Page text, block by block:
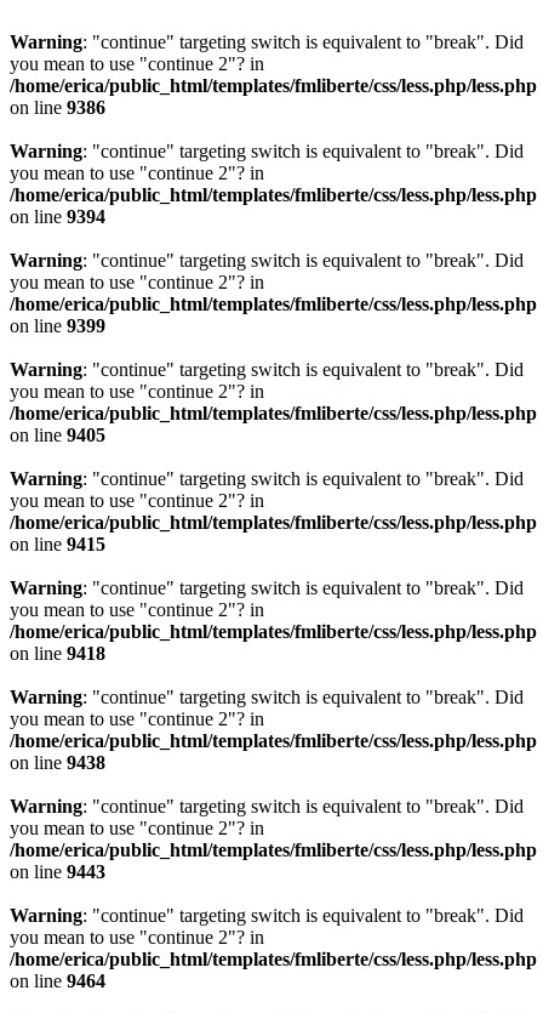
Warning: "continue" targeting switch is equivalent to "break". Did
you mean to use "continue 2"? in
/home/erica/public_html/templates/fmliberte/css/less.php/less.php
on line 9386
Warning: "continue" targeting switch is equivalent to "break". Did
you mean to use "continue 2"? in
/home/erica/public_html/templates/fmliberte/css/less.php/less.php
on line 9394
Warning: "continue" targeting switch is equivalent to "break". Did
you mean to use "continue 2"? in
/home/erica/public_html/templates/fmliberte/css/less.php/less.php
on line 9399
Warning: "continue" targeting switch is equivalent to "break". Did
you mean to use "continue 2"? in
/home/erica/public_html/templates/fmliberte/css/less.php/less.php
on line 9405
Warning: "continue" targeting switch is equivalent to "break". Did
you mean to use "continue 2"? in
/home/erica/public_html/templates/fmliberte/css/less.php/less.php
on line 9415
Warning: "continue" targeting switch is equivalent to "break". Did
you mean to use "continue 2"? in
/home/erica/public_html/templates/fmliberte/css/less.php/less.php
on line 9418
Warning: "continue" targeting switch is equivalent to "break". Did
you mean to use "continue 2"? in
/home/erica/public_html/templates/fmliberte/css/less.php/less.php
on line 9438
Warning: "continue" targeting switch is equivalent to "break". Did
you mean to use "continue 2"? in
/home/erica/public_html/templates/fmliberte/css/less.php/less.php
on line 9443
Warning: "continue" targeting switch is equivalent to "break". Did
you mean to use "continue 2"? in
/home/erica/public_html/templates/fmliberte/css/less.php/less.php
on line 9464